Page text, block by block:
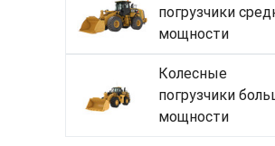
погрузчики
мощности
Колесные
погрузчики
мощности